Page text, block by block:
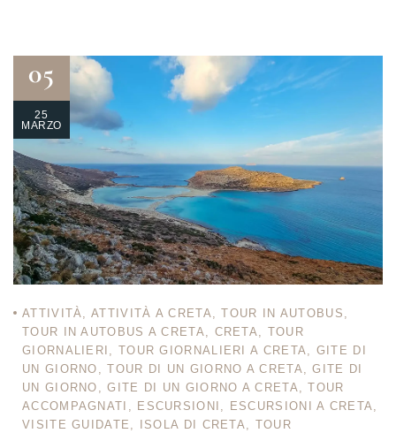
05
25
MARZO
ATTIVITÀ,ATTIVITÀ A CRETA,TOUR IN AUTOBUS ,
TOUR IN AUTOBUS A CRETA, CRETA, TOUR
GIORNALIERI , TOUR GIORNALIERI A CRETA, GITE DI
UN GIORNO ,TOUR DI UN GIORNO A CRETA,GITE DI
UN GIORNO ,GITE DI UN GIORNO A CRETA,TOUR
ACCOMPAGNATI , ESCURSIONI , ESCURSIONI A CRETA,
VISITE GUIDATE , ISOLA DI CRETA, TOUR